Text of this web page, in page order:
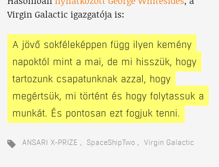
Virgin Galactic igazgatója is:
A jövő sokféleképpen függ ilyen kemény
napoktól mint a mai, de mi hisszük, hogy
tartozunk csapatunknak azzal, hogy
megértsük, mi történt és hogy folytassuk a
munkát. És pontosan ezt fogjuk tenni.
ANSARI X-PRIZE SpaceShipTwo Virgin Galactic